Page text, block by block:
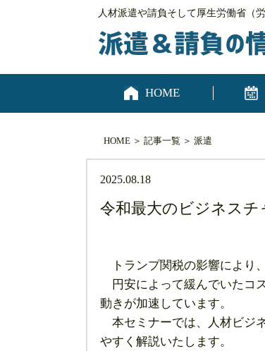
人材派遣や請負そして厚生労働省（
HOME
HOME ＞ 記事一覧 ＞ 派遣
2025.08.18
令和最大のビジネス
トランプ関税の影響により
円安によって緩んでいたコ
動きが加速しています。
本セミナーでは、人材ビジ
やすく解説いたします。